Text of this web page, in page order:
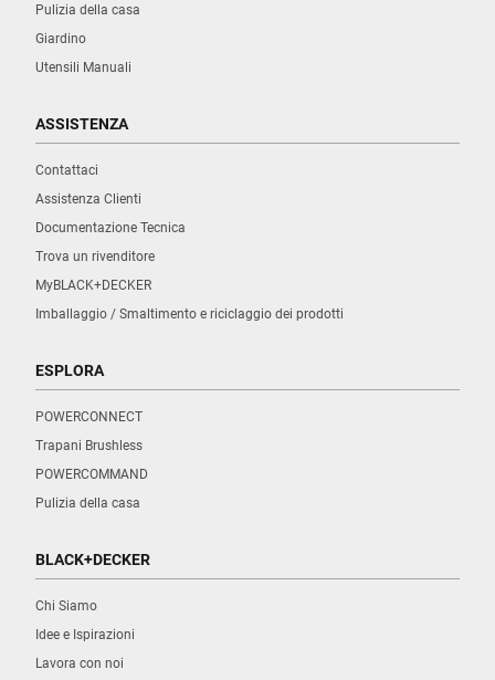
Pulizia della casa
Giardino
Utensili Manuali
ASSISTENZA
Contattaci
Assistenza Clienti
Documentazione Tecnica
Trova un rivenditore
MyBLACK+DECKER
Imballaggio / Smaltimento e riciclaggio dei prodotti
ESPLORA
POWERCONNECT
Trapani Brushless
POWERCOMMAND
Pulizia della casa
BLACK+DECKER
Chi Siamo
Idee e Ispirazioni
Lavora con noi